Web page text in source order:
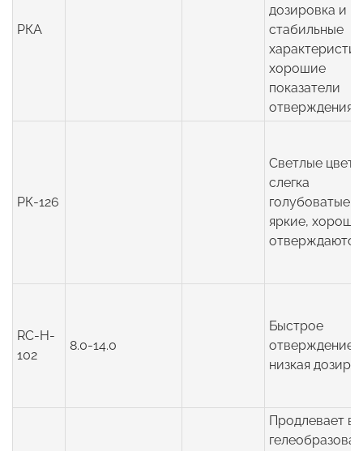
РКА
дозировка и
стабильные
хорошие
показатели
отверждения
РК-126
Светлые
слегка
голубоватые и
яркие, хорошо
отверждаются
RC-H-
102
8.0-14.0
Быстрое
отверждение
низкая
Продлевает